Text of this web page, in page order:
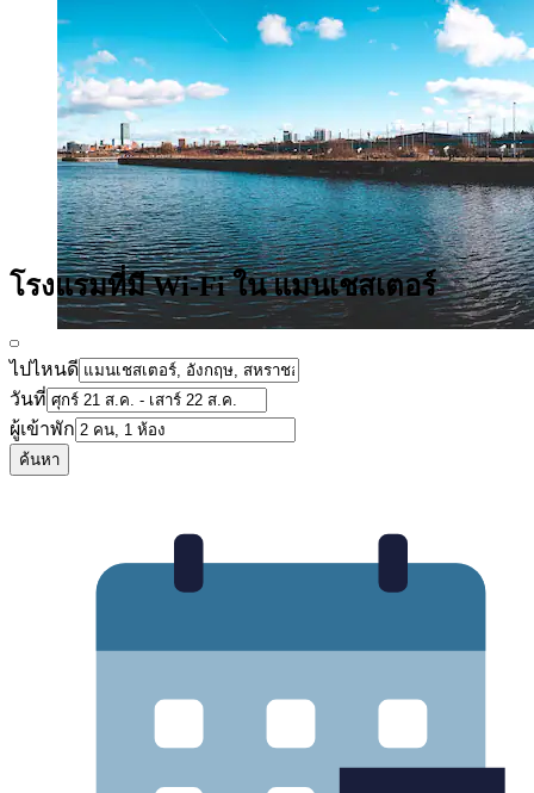
โรงแรมที่มี Wi-Fi ใน แมนเชสเตอร์
ไปไหนดี
วันที่
ผู้เข้าพัก
ค้นหา